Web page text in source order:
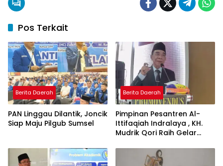
Pos Terkait
Berita Daerah
PAN Linggau Dilantik, Joncik
Siap Maju Pilgub Sumsel
Berita Daerah
Pimpinan Pesantren Al-
Ittifaqiah Indralaya , KH.
Mudrik Qori Raih Gelar
Model Pembelajaran
Nagham Al-Qur’an di UMM